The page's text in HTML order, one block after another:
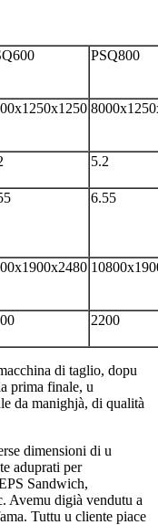
PSQ800
5.2
6.55
2200
di taglio, dopu
prima finale, u
da manighjà, di qualità
dimensioni di u
aduprati per
Sandwich,
Avemu digià vendutu a
Tuttu u cliente piace